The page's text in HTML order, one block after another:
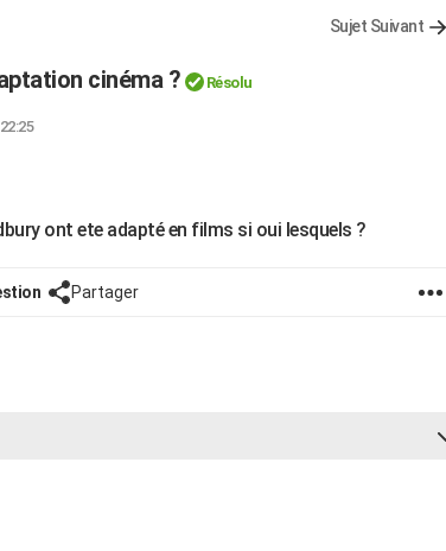
Sujet Suivant
cinéma ? Résolu
ont ete adapté en films si oui lesquels ?
Partager